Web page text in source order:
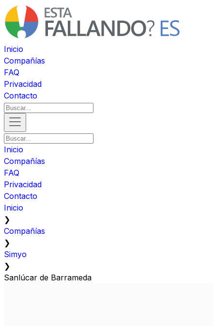
Inicio
Compañías
FAQ
Privacidad
Contacto
Inicio
Compañías
FAQ
Privacidad
Contacto
Inicio
❯
Compañías
❯
Simyo
❯
Sanlúcar de Barrameda